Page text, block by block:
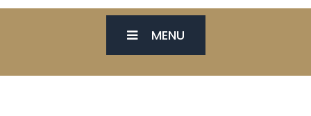
MENU